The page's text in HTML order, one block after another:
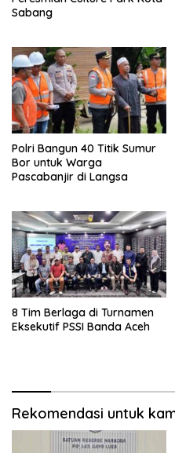
Sabang
Polri Bangun 40 Titik Sumur
Bor untuk Warga
Pascabanjir di Langsa
8 Tim Berlaga di Turnamen
Eksekutif PSSI Banda Aceh
Rekomendasi untuk